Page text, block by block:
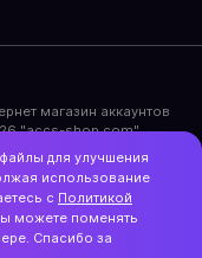
магазин аккаунтов
"accs-shop.com"
для улучшения
использование
с Политикой
можете поменять
Спасибо за